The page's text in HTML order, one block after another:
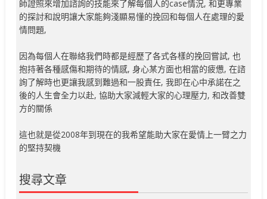
師證照來增加諮詢的技能來了解每個人的case情況, 和更專業
的探討和說明讓大家能夠淺顯易懂的挽回和每個人在處理的愛
情問題,
因為每個人在聯絡我們時都是經歷了各式各樣的挽回嘗試, 也
抱持著各種感傷和期待的情感, 身心某方面也相當的疲憊, 在諮
詢了解時也更讓我感到難過和一股責任, 我即在心中承諾在之
後的人生會全力以赴, 協助大家減輕大家的心理壓力, 和改善雙
方的關係
這也就是從2008年到現在的我希望能助大家在愛情上一臂之力
的堅持契機
搜尋文章